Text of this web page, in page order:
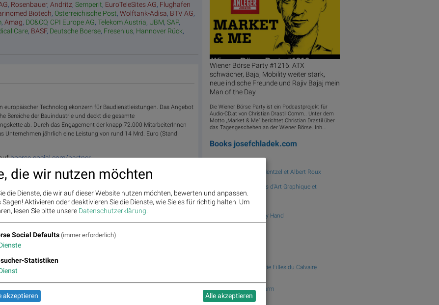
, Rosenbauer, Andritz, Semperit, EuroTeleSites AG, Flughafen
Biotech, Österreichische Post, Wolftank-Adisa, BTV AG,
, Amag, DO&CO, CPI Europe AG, Telekom Austria, UBM, SAP,
Care, BASF, Deutsche Boerse, Fresenius, Hannover Rück,
europäischer Technologiekonzern für Baudienstleistungen. Das Angebot
Bereiche der Bauindustrie und deckt die gesamte
ab. Durch das Engagement der knapp 72.000 MitarbeiterInnen
Unternehmen jährlich eine Leistung von rund 14 Mrd. Euro (Stand
boerse-social.com/partner
Wiener Börse Party #1216: ATX
schwächer, Bajaj Mobility weiter stark,
neue indische Freunde und Rajiv Bajaj mein
Man of the Day
Die Wiener Börse Party ist ein Podcastprojekt für
Audio-CD.at von Christian Drastil Comm.. Unter dem
Motto „Market & Me“ berichtet Christian Drastil über
das Tagesgeschehen an der Wiener Börse. Inh...
Books josefchladek.com
ed. by Albert Mentzel et Albert Roux
Forme, Editions d'Art Graphique et
Photographique
The Lines of My Hand
1972
Galerist & Galerie Filles du Calvaire
Ola Rindal
Road to The Farm
2026
Poursuite
die wir nutzen möchten
die Dienste, die wir auf dieser Website nutzen möchten, bewerten und anpassen.
Sagen! Aktivieren oder deaktivieren Sie die Dienste, wie Sie es für richtig halten. Um
lesen Sie bitte unsere Datenschutzerklärung
Social Defaults (immer erforderlich)
Statistiken
akzeptieren Alle akzeptieren